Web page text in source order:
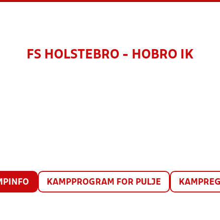
FS HOLSTEBRO - HOBRO IK
KAMPPROGRAM FOR PULJE